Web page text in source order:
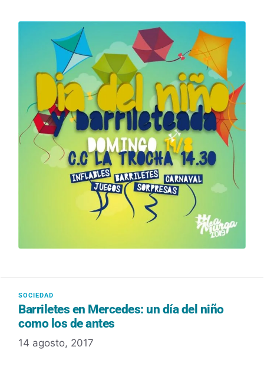
Barriletes en Mercedes: un día del niño
como los de antes
14 agosto, 2017